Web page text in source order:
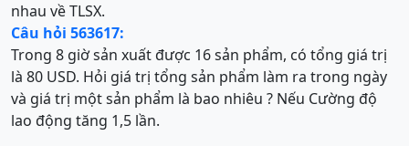
nhau về TLSX.
Câu hỏi 563617:
Trong 8 giờ sản xuất được 16 sản phẩm, có tổng giá trị
là 80 USD. Hỏi giá trị tổng sản phẩm làm ra trong ngày
và giá trị một sản phẩm là bao nhiêu ? Nếu Cường độ
lao động tăng 1,5 lần.